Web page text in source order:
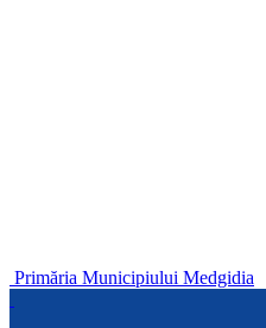
Primăria Municipiului Medgidia